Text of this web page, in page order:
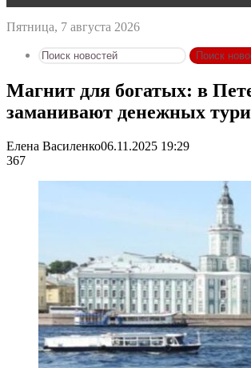
Пятница, 7 августа 2026
Поиск
Магнит для богатых: в
заманивают денежных
Елена Василенко06.11.2025 19:29
367